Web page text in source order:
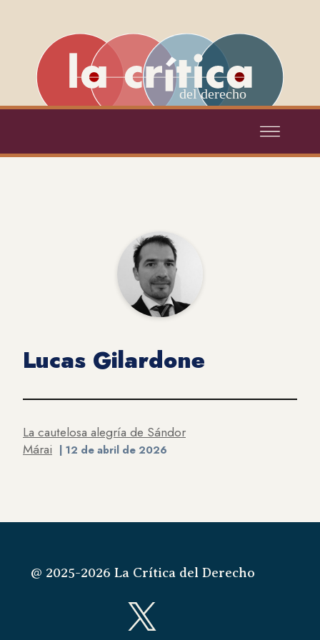
del derecho
Lucas Gilardone
La cautelosa alegría de Sándor
Márai
| 12 de abril de 2026
@ 2025-2026 La Crítica del Derecho